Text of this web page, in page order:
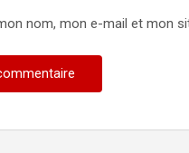
nom, mon e-mail et mon